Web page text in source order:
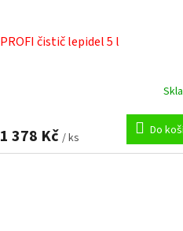
PROFI čistič lepidel 5 l
1 378 Kč / ks Do